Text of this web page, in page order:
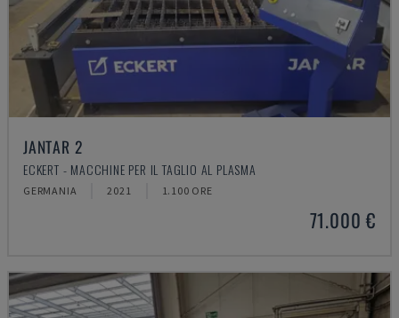
JANTAR 2
ECKERT - MACCHINE PER IL TAGLIO AL PLASMA
GERMANIA 2021 1.100 ORE
71.000 €